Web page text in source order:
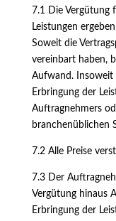
7.1 Die Vergütung
Leistungen
Soweit die
vereinbart haben,
Aufwand. Insoweit
Erbringung der
Auftragnehmers
branchenüblichen
7.2 Alle Preise
7.3 Der
Vergütung hinaus
Erbringung der